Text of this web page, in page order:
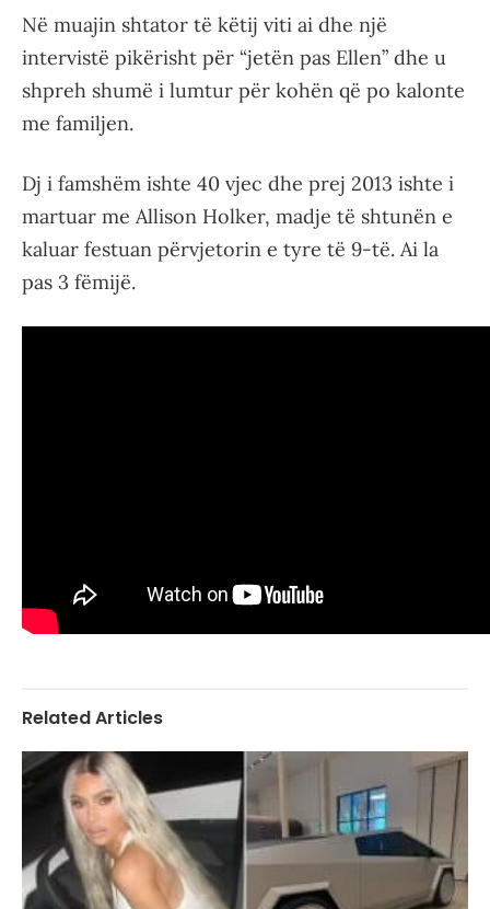
Në muajin shtator të këtij viti ai dhe një
intervistë pikërisht për “jetën pas Ellen” dhe u
shpreh shumë i lumtur për kohën që po kalonte
me familjen.
Dj i famshëm ishte 40 vjec dhe prej 2013 ishte i
martuar me Allison Holker, madje të shtunën e
kaluar festuan përvjetorin e tyre të 9-të. Ai la
pas 3 fëmijë.
Related Articles